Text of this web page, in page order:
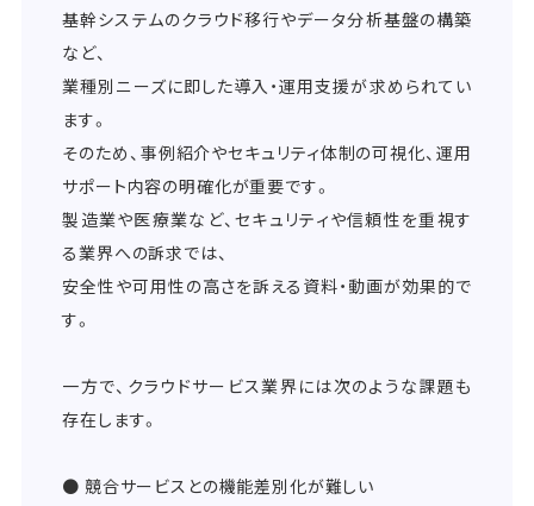
基幹システムのクラウド移行やデータ分析基盤の構築
など、
業種別ニーズに即した導入・運用支援が求められてい
ます。
そのため、事例紹介やセキュリティ体制の可視化、運用
サポート内容の明確化が重要です。
製造業や医療業など、セキュリティや信頼性を重視す
る業界への訴求では、
安全性や可用性の高さを訴える資料・動画が効果的で
す。
一方で、クラウドサービス業界には次のような課題も
存在します。
● 競合サービスとの機能差別化が難しい